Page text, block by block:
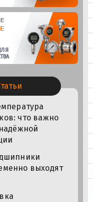
что важно
выходят